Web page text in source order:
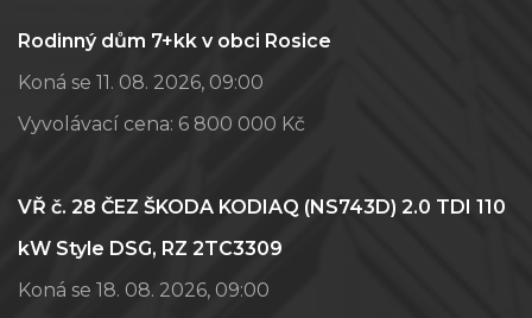
Rodinný dům 7+kk v obci Rosice
Koná se 11. 08. 2026, 09:00
Vyvolávací cena: 6 800 000 Kč
VŘ č. 28 ČEZ ŠKODA KODIAQ (NS743D) 2.0 TDI 110
kW Style DSG, RZ 2TC3309
Koná se 18. 08. 2026, 09:00